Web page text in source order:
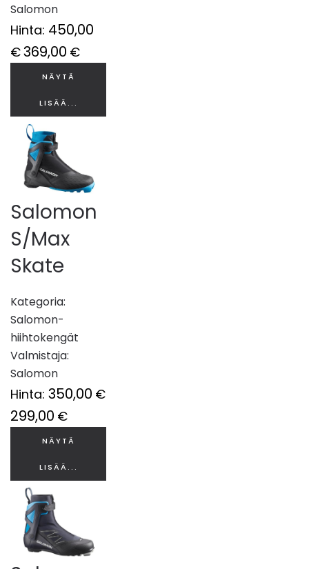
Salomon
Hinta: 450,00
€369,00 €
NÄYTÄ
LISÄÄ...
Salomon
S/Max
Skate
Kategoria:
Salomon-
hiihtokengät
Valmistaja:
Salomon
Hinta: 350,00 €
299,00 €
NÄYTÄ
LISÄÄ...